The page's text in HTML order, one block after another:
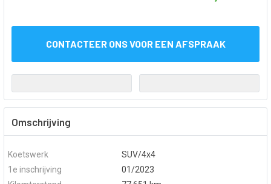
CONTACTEER ONS VOOR EEN AFSPRAAK
Omschrijving
Koetswerk
SUV/4x4
1e inschrijving
01/2023